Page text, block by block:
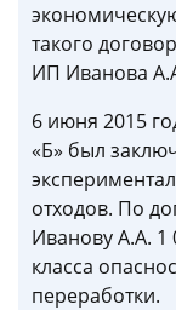
такого
ИП Иванова
6 июня 2015
«Б» был
отходов. По
Иванову А.А. 1
класса
переработки.